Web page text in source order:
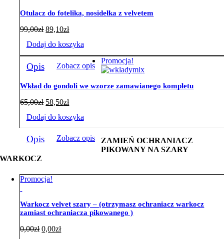
Otulacz do fotelika, nosidełka z velvetem
99,00zł 89,10zł
Dodaj do koszyka
Opis Zobacz opis
Promocja!
Wkład do gondoli we wzorze zamawianego kompletu
65,00zł 58,50zł
Dodaj do koszyka
Opis Zobacz opis
ZAMIEŃ OCHRANIACZ
PIKOWANY NA SZARY
WARKOCZ
Promocja!
Warkocz velvet szary – (otrzymasz ochraniacz warkocz
zamiast ochraniacza pikowanego )
0,00zł Pierwotna
0,00złAktualna